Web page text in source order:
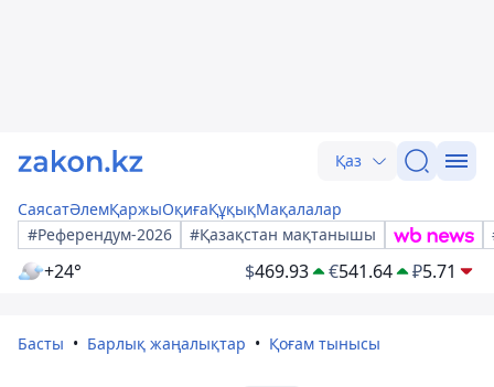
Қаз
СаясатӘлемҚаржыОқиғаҚұқықМақалалар
#Референдум-2026
#Қазақстан мақтанышы
+24° $469.93 €541.64 ₽5.71
Басты Барлық жаңалықтар Қоғам тынысы